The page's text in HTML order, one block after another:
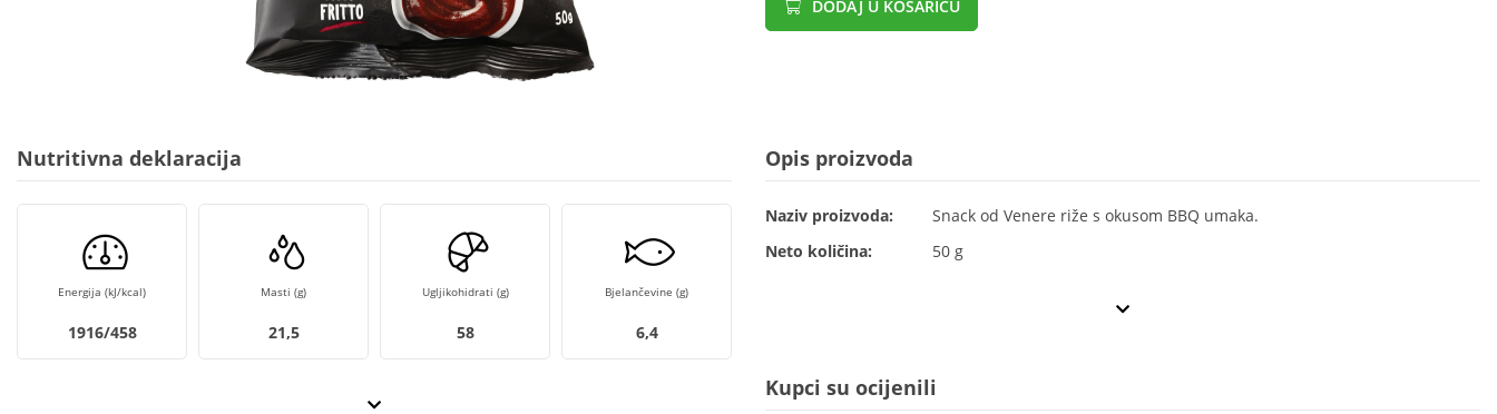
DODAJ U KOŠARICU
Nutritivna deklaracija
Energija (kJ/kcal)
1916/458
Masti (g)
21,5
Ugljikohidrati (g)
58
Bjelančevine (g)
6,4
Opis proizvoda
Naziv proizvoda:
Snack od Venere riže s okusom BBQ umaka.
Neto količina:
50 g
Kupci su ocijenili